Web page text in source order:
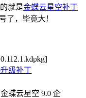
就是金蝶云星空补丁
了，毕竟大！
级补丁
蝶云星空 9.0 企